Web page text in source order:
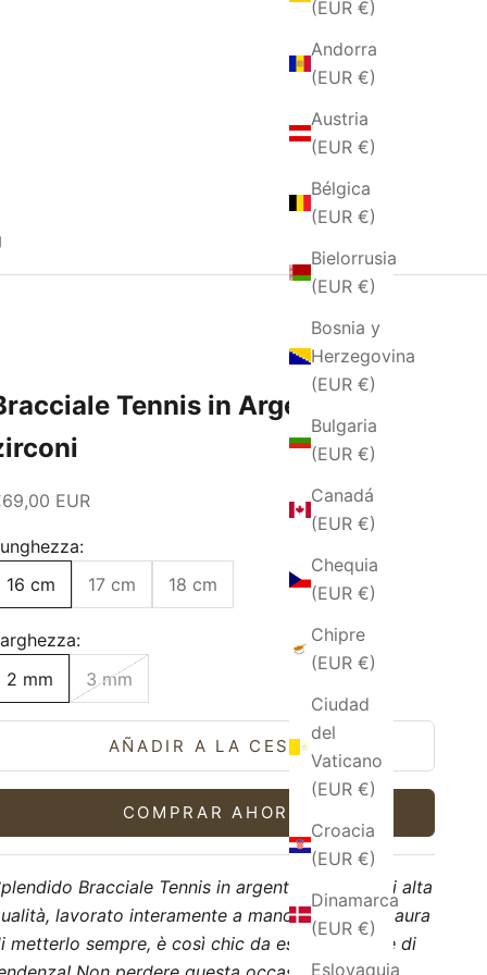
(EUR €)
Andorra
(EUR €)
Austria
(EUR €)
Bélgica
(EUR €)
Bielorrusia
(EUR €)
Bosnia y
Herzegovina
(EUR €)
Bulgaria
(EUR €)
Canadá
(EUR €)
Chequia
(EUR €)
Chipre
(EUR €)
Ciudad
del
Vaticano
(EUR €)
Croacia
(EUR €)
Dinamarca
(EUR €)
Eslovaquia
Tennis in Argento e
de oferta
EUR
16 cm
17 cm 18 cm
2 mm
3 mm
AÑADIR A LA CESTA
COMPRAR AHORA
Bracciale Tennis in argento e zirconi di alta
lavorato interamente a mano! Non aver paura
metterlo sempre, è così chic da essere sempre di